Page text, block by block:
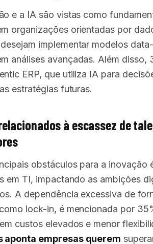
e a IA são vistas como
organizações orientadas por
implementar modelos
análises avançadas. Além
ERP, que utiliza IA para
estratégias futuras.
à escassez de
obstáculos para a inovação
em TI, impactando as ambições
A dependência excessiva de
lock-in, é mencionada por
custos elevados e menor
aponta empresas querem